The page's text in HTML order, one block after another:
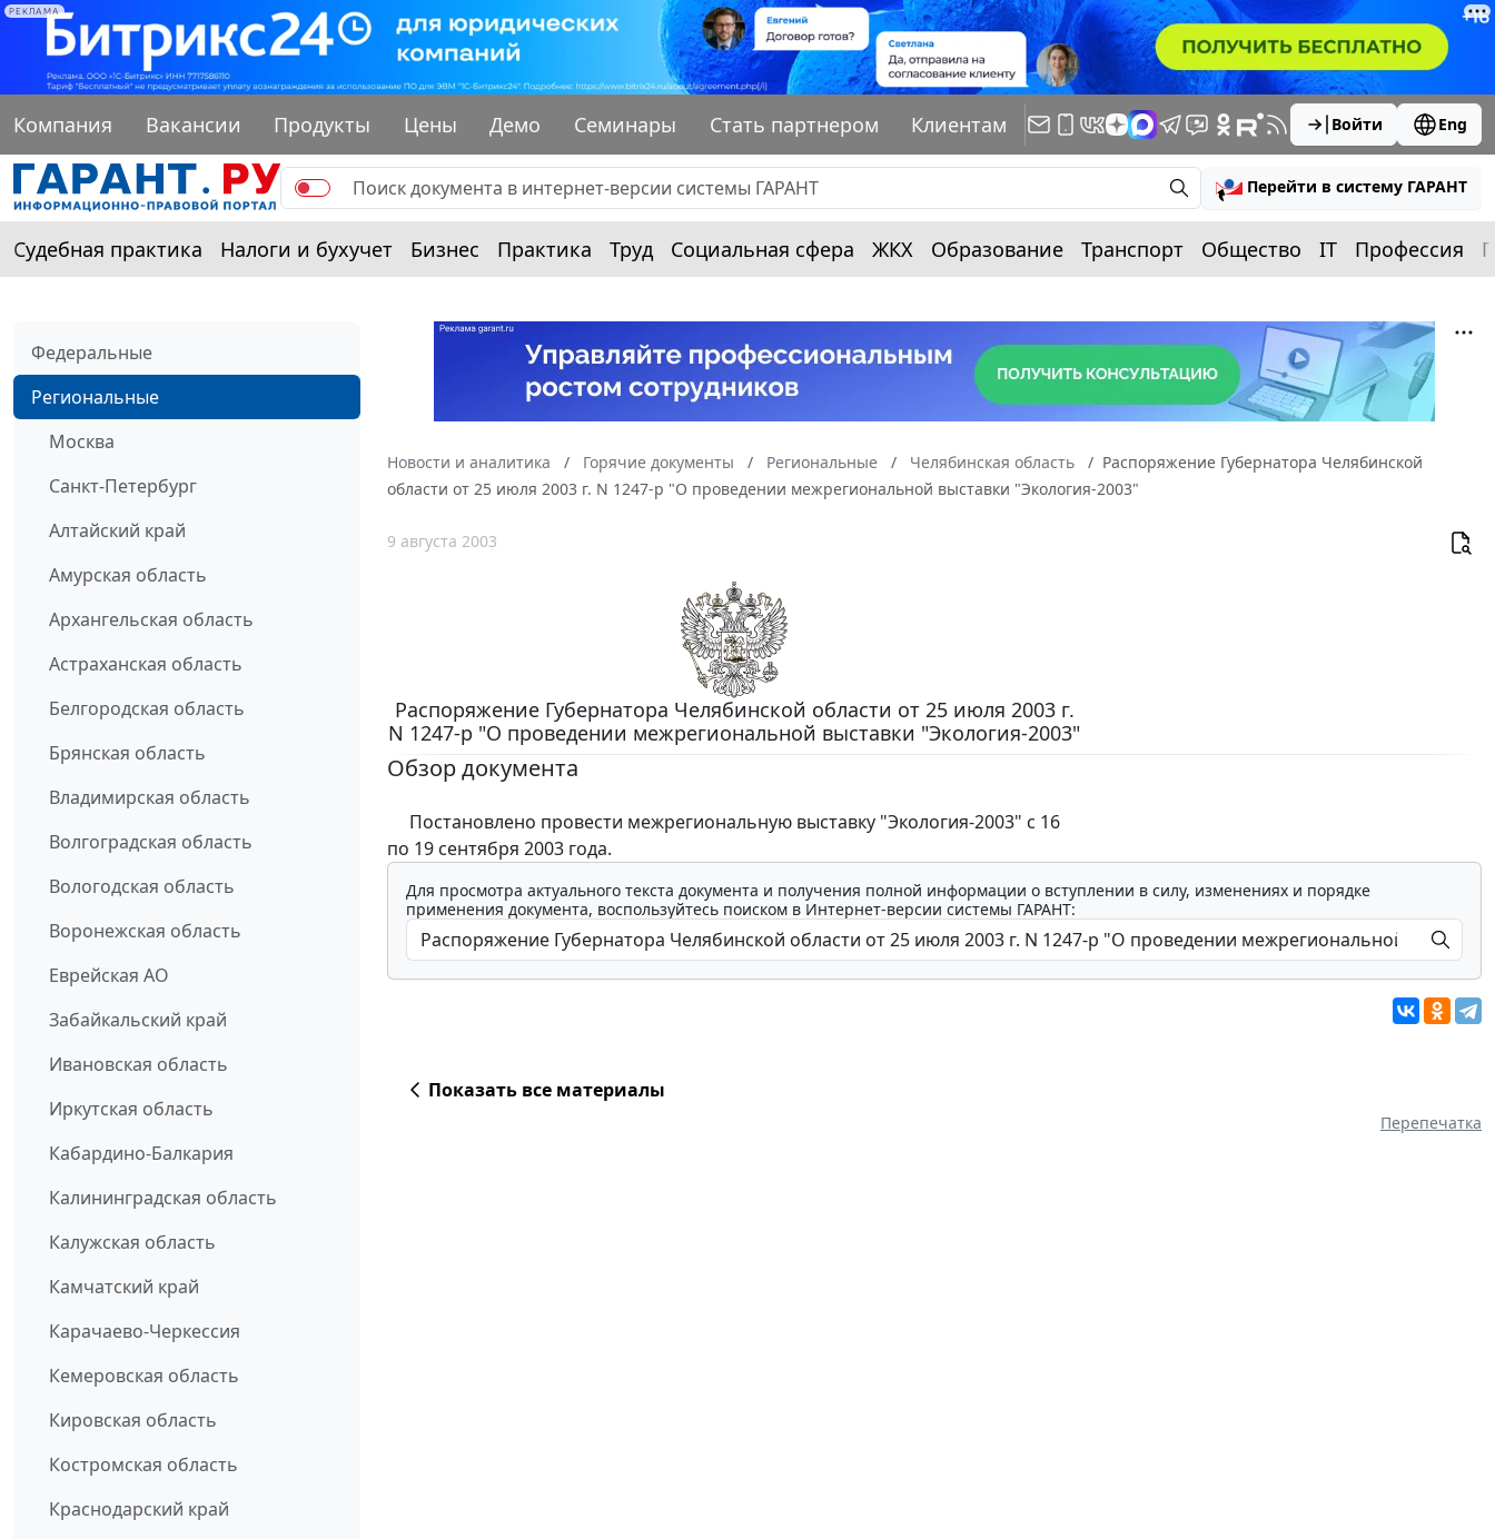
РЕКЛАМА
Компания Вакансии Продукты Цены Демо Семинары Стать партнером Клиентам Войти Eng
Перейти в систему ГАРАНТ
Судебная практика Налоги и бухучет Бизнес Практика Труд Социальная сфера ЖКХ Образование Транспорт Общество IT Профессия
Федеральные
Региональные
Москва
Санкт-Петербург
Алтайский край
Амурская область
Архангельская область
Астраханская область
Белгородская область
Брянская область
Владимирская область
Волгоградская область
Вологодская область
Воронежская область
Еврейская АО
Забайкальский край
Ивановская область
Иркутская область
Кабардино-Балкария
Калининградская область
Калужская область
Камчатский край
Карачаево-Черкессия
Кемеровская область
Кировская область
Костромская область
Краснодарский край
Новости и аналитика Горячие документы Региональные Челябинская область
Распоряжение Губернатора Челябинской
области от 25 июля 2003 г. N 1247-р "О проведении межрегиональной выставки "Экология-2003"
9 августа 2003
Распоряжение Губернатора Челябинской области от 25 июля 2003 г.
N 1247-р "О проведении межрегиональной выставки "Экология-2003"
Обзор документа
Постановлено провести межрегиональную выставку "Экология-2003" с 16
по 19 сентября 2003 года.
Для просмотра актуального текста документа и получения полной информации о вступлении в силу, изменениях и порядке
применения документа, воспользуйтесь поиском в Интернет-версии системы ГАРАНТ:
Показать все материалы
Перепечатка